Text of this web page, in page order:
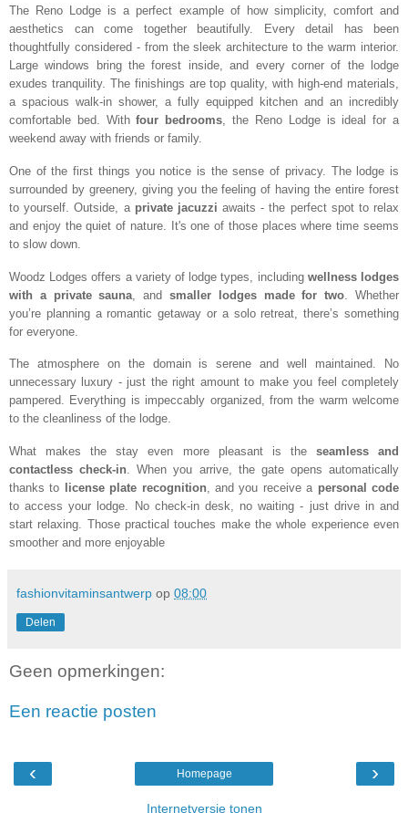
The Reno Lodge is a perfect example of how simplicity, comfort and
aesthetics can come together beautifully. Every detail has been
thoughtfully considered - from the sleek architecture to the warm interior.
Large windows bring the forest inside, and every corner of the lodge
exudes tranquility. The finishings are top quality, with high-end materials,
a spacious walk-in shower, a fully equipped kitchen and an incredibly
comfortable bed. Withfour bedrooms , the Reno Lodge is ideal for a
weekend away with friends or family.
One of the first things you notice is the sense of privacy. The lodge is
surrounded by greenery, giving you the feeling of having the entire forest
to yourself. Outside, a private jacuzzi awaits - the perfect spot to relax
and enjoy the quiet of nature. It's one of those places where time seems
to slow down.
Woodz Lodges offers a variety of lodge types, including wellness lodges
with a private sauna , andsmaller lodges made for two . Whether
you’re planning a romantic getaway or a solo retreat, there’s something
for everyone.
The atmosphere on the domain is serene and well maintained. No
unnecessary luxury - just the right amount to make you feel completely
pampered. Everything is impeccably organized, from the warm welcome
to the cleanliness of the lodge.
What makes the stay even more pleasant is the seamless and
contactless check-in. When you arrive, the gate opens automatically
thanks to
license plate recognition, and you receive a personal code
to access your lodge. No check-in desk, no waiting - just drive in and
start relaxing. Those practical touches make the whole experience even
smoother and more enjoyable
fashionvitaminsantwerp op 08:00
Delen
Geen opmerkingen:
Een reactie posten
‹ ›
Homepage
Internetversie tonen